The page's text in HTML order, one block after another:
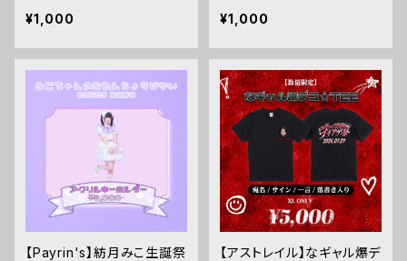
¥1,000
¥1,000
【Payrin's】紡月みこ生誕祭
【アストレイル】なギャル爆デ